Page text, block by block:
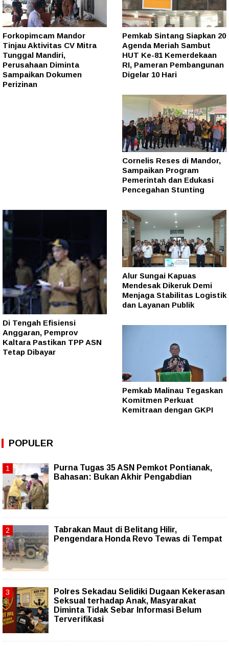
Forkopimcam Mandor
Tinjau Aktivitas CV Mitra
Tunggal Mandiri,
Perusahaan Diminta
Sampaikan Dokumen
Perizinan
Pemkab Sintang Siapkan 20
Agenda Meriah Sambut
HUT Ke-81 Kemerdekaan
RI, Pameran Pembangunan
Digelar 10 Hari
Cornelis Reses di Mandor,
Sampaikan Program
Pemerintah dan Edukasi
Pencegahan Stunting
Di Tengah Efisiensi
Anggaran, Pemprov
Kaltara Pastikan TPP ASN
Tetap Dibayar
Alur Sungai Kapuas
Mendesak Dikeruk Demi
Menjaga Stabilitas Logistik
dan Layanan Publik
Pemkab Malinau Tegaskan
Komitmen Perkuat
Kemitraan dengan GKPI
POPULER
Purna Tugas 35 ASN Pemkot Pontianak,
Bahasan: Bukan Akhir Pengabdian
Tabrakan Maut di Belitang Hilir,
Pengendara Honda Revo Tewas di Tempat
Polres Sekadau Selidiki Dugaan Kekerasan
Seksual terhadap Anak, Masyarakat
Diminta Tidak Sebar Informasi Belum
Terverifikasi